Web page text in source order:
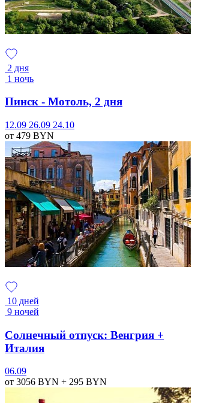
2 дня
1 ночь
Пинск - Мотоль, 2 дня
12.09 26.09 24.10
от 479 BYN
10 дней
9 ночей
Солнечный отпуск: Венгрия +
Италия
06.09
от 3056 BYN + 295 BYN